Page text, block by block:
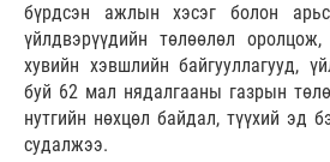
бүрдсэн ажлын хэсэг болон
үйлдвэрүүдийн төлөөлөл
хувийн хэвшлийн байгууллагууд,
буй 62 мал нядалгааны газрын
нутгийн нөхцөл байдал, түүхий эд
судалжээ.